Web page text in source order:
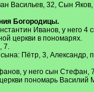
Васильев, 32, Сын Яков,
Богородицы.
Иванов, у него 4
церкви в пономарях.
7.
Пётр, 3, Александр,
у него сын Стефан,
пономарь Василий